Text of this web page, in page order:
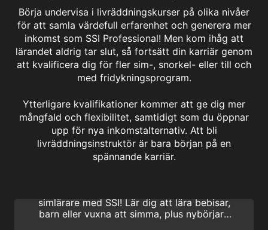
Börja undervisa i livräddningskurser på olika nivåer
för att samla värdefull erfarenhet och generera mer
inkomst som SSI Professional! Men kom ihåg att
lärandet aldrig tar slut, så fortsätt din karriär genom
att kvalificera dig för fler sim-, snorkel- eller till och
med fridykningsprogram.
Ytterligare kvalifikationer kommer att ge dig mer
mångfald och flexibilitet, samtidigt som du öppnar
upp för nya inkomstalternativ. Att bli
livräddningsinstruktör är bara början på en
spännande karriär.
Swim Teacher Adult
simlärare med SSI! Lär dig att lära bebisar,
barn eller vuxna att simma, plus nybörjare